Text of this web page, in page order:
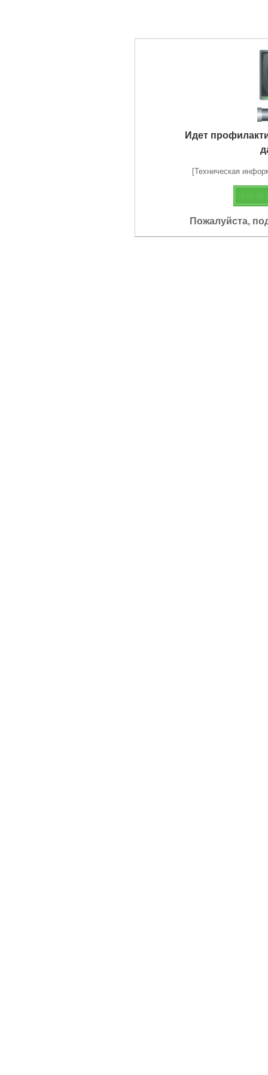
Идет
[Техническая
Пожалуйста,